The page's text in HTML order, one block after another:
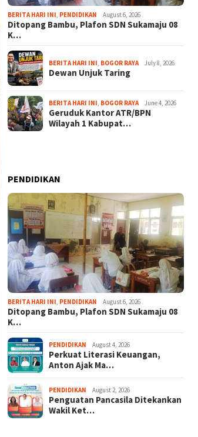
BERITA HARI INI PENDIDIKAN August 6, 2026
Ditopang Bambu, Plafon SDN Sukamaju 08
K…
BERITA HARI INI BOGOR RAYA July 8, 2026
Dewan Unjuk Taring
BERITA HARI INI BOGOR RAYA June 4, 2026
Geruduk Kantor ATR/BPN
Wilayah 1 Kabupat…
PENDIDIKAN
BERITA HARI INI PENDIDIKAN August 6, 2026
Ditopang Bambu, Plafon SDN Sukamaju 08
K…
PENDIDIKAN August 4, 2026
Perkuat Literasi Keuangan,
Anton Ajak Ma…
PENDIDIKAN August 2, 2026
Penguatan Pancasila Ditekankan
Wakil Ket…